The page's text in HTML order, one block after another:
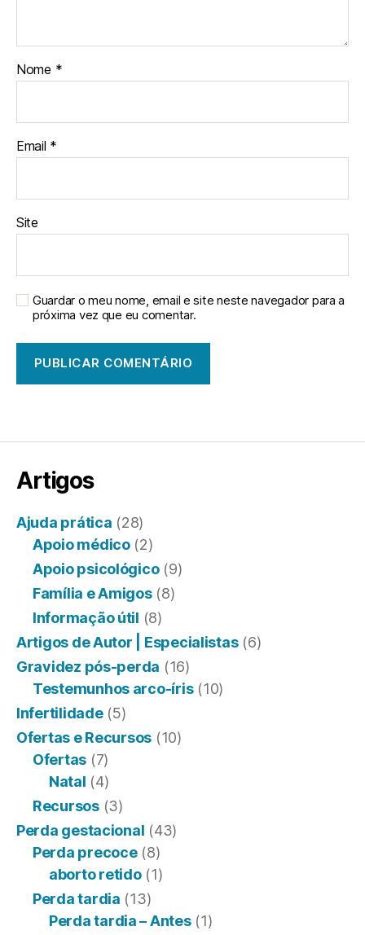
Nome *
Email *
Site
Guardar o meu nome, email e site neste navegador para a
próxima vez que eu comentar.
Artigos
Ajuda prática (28)
Apoio médico(2)
Apoio psicológico(9)
Família e Amigos(8)
Informação útil (8)
Artigos de Autor | Especialistas(6)
Gravidez pós-perda (16)
Testemunhos arco-íris(10)
Infertilidade(5)
Ofertas e Recursos (10)
Ofertas (7)
Natal (4)
Recursos(3)
Perda gestacional (43)
Perda precoce(8)
aborto retido(1)
Perda tardia (13)
Perda tardia – Antes(1)